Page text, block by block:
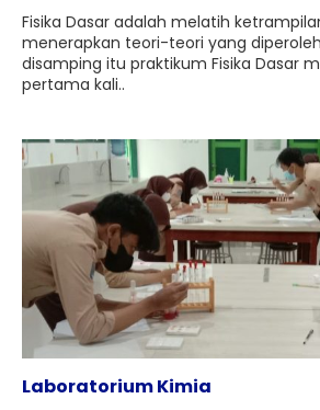
Fisika Dasar adalah melatih
menerapkan teori-teori yang
disamping itu praktikum Fisika Dasar
pertama kali..
Laboratorium Kimia